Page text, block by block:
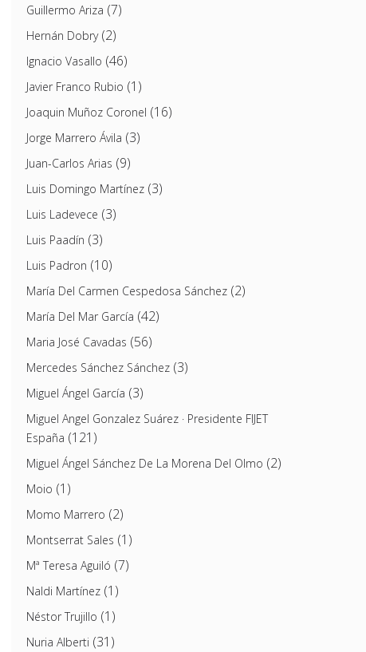
Guillermo Ariza (7)
Hernán Dobry(2)
Ignacio Vasallo (46)
Javier Franco Rubio (1)
Joaquin Muñoz Coronel (16)
Jorge Marrero Ávila (3)
Juan-Carlos Arias (9)
Luis Domingo Martínez(3)
Luis Ladevece (3)
Luis Paadín (3)
Luis Padron (10)
María Del Carmen Cespedosa Sánchez(2)
María Del Mar García (42)
Maria José Cavadas (56)
Mercedes Sánchez Sánchez(3)
Miguel Ángel García (3)
Miguel Angel Gonzalez Suárez · Presidente FIJET
España (121)
Miguel Ángel Sánchez De La Morena Del Olmo (2)
Moio (1)
Momo Marrero (2)
Montserrat Sales (1)
Mª Teresa Aguiló (7)
Naldi Martínez(1)
Néstor Trujillo (1)
Nuria Alberti (31)